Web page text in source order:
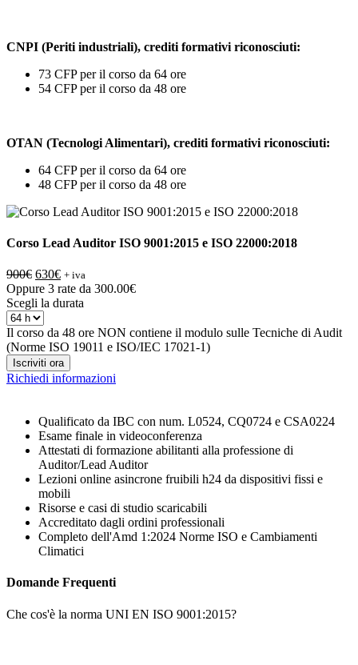
CNPI (Periti industriali), crediti formativi riconosciuti:
73 CFP per il corso da 64 ore
54 CFP per il corso da 48 ore
OTAN (Tecnologi Alimentari), crediti formativi riconosciuti:
64 CFP per il corso da 64 ore
48 CFP per il corso da 48 ore
Corso Lead Auditor ISO 9001:2015 e ISO 22000:2018
900€ Il
prezzo
originale
era:
900€.
630€Il
prezzo
attuale
630€.
+ iva
Oppure 3 rate da 300.00€
Scegli la durata
Il corso da 48 ore NON contiene il modulo sulle Tecniche di Audit
(Norme ISO 19011 e ISO/IEC 17021-1)
Iscriviti ora
Richiedi informazioni
Qualificato da IBC con num. L0524, CQ0724 e CSA0224
Esame finale in videoconferenza
Attestati di formazione abilitanti alla professione di
Auditor/Lead Auditor
Lezioni online asincrone fruibili h24 da dispositivi fissi e
mobili
Risorse e casi di studio scaricabili
Accreditato dagli ordini professionali
Completo dell'Amd 1:2024 Norme ISO e Cambiamenti
Climatici
Domande Frequenti
Che cos'è la norma UNI EN ISO 9001:2015?